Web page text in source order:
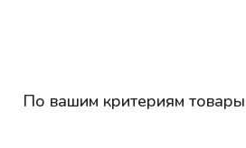
По вашим критериям